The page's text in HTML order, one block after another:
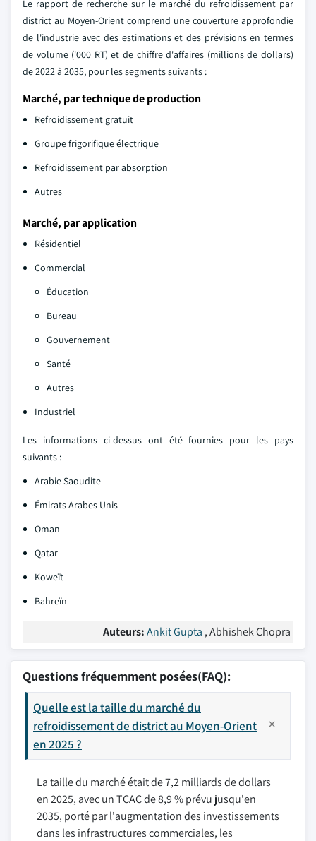
Le rapport de recherche sur le marché du refroidissement par
district au Moyen-Orient comprend une couverture approfondie
de l'industrie avec des estimations et des prévisions en termes
de volume ('000 RT) et de chiffre d'affaires (millions de dollars)
de 2022 à 2035, pour les segments suivants :
Marché, par technique de production
Refroidissement gratuit
Groupe frigorifique électrique
Refroidissement par absorption
Autres
Marché, par application
Résidentiel
Commercial
Éducation
Bureau
Gouvernement
Santé
Autres
Industriel
Les informations ci-dessus ont été fournies pour les pays
suivants :
Arabie Saoudite
Émirats Arabes Unis
Oman
Qatar
Koweït
Bahreïn
Auteurs:Ankit Gupta , Abhishek Chopra
Questions fréquemment posées(FAQ):
Quelle est la taille du marché du
refroidissement de district au Moyen-Orient
en 2025 ?
La taille du marché était de 7,2 milliards de dollars
en 2025, avec un TCAC de 8,9 % prévu jusqu'en
2035, porté par l'augmentation des investissements
dans les infrastructures commerciales, les